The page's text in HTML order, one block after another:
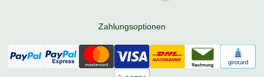
Zahlungsoptionen